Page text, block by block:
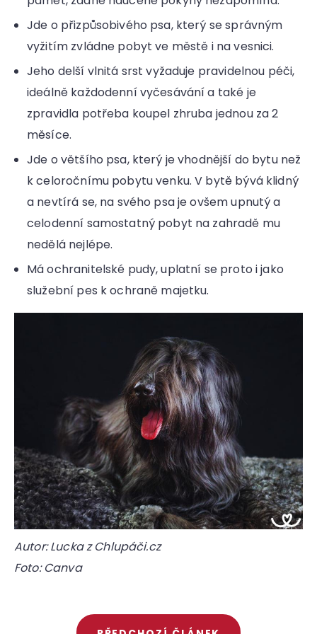
Jde o přizpůsobivého psa, který se správným
vyžitím zvládne pobyt ve městě i na vesnici.
Jeho delší vlnitá srst vyžaduje pravidelnou péči,
ideálně každodenní vyčesávání a také je
zpravidla potřeba koupel zhruba jednou za 2
měsíce.
Jde o většího psa, který je vhodnější do bytu než
k celoročnímu pobytu venku. V bytě bývá klidný
a nevtírá se, na svého psa je ovšem upnutý a
celodenní samostatný pobyt na zahradě mu
nedělá nejlépe.
Má ochranitelské pudy, uplatní se proto i jako
služební pes k ochraně majetku.
Autor: Lucka z Chlupáči.cz
Foto: Canva